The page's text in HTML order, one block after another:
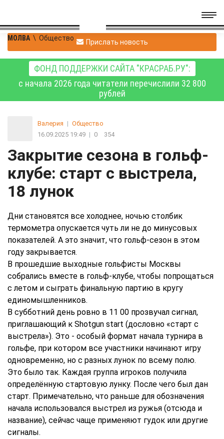
МОЛВА \ Общество Прислать новость
ФОНД ПОДДЕРЖКИ САЙТА "КРАСРАБ.РУ":
с начала 2026 года читатели перечислили 32 800
рублей
Валерия | Общество
16.09.2025 19:49 | 0 354
Закрытие сезона в гольф-
клубе: старт с выстрела,
18 лунок
Дни становятся все холоднее, ночью столбик
термометра опускается чуть ли не до минусовых
показателей. А это значит, что гольф-сезон в этом
году закрывается.
В прошедшие выходные гольфисты Москвы
собрались вместе в гольф-клубе, чтобы попрощаться
с летом и сыграть финальную партию в кругу
единомышленников.
В субботний день ровно в 11 00 прозвучал сигнал,
приглашающий к Shotgun start (дословно «старт с
выстрела»). Это - особый формат начала турнира в
гольфе, при котором все участники начинают игру
одновременно, но с разных лунок по всему полю.
Это было так. Каждая группа игроков получила
определённую стартовую лунку. После чего был дан
старт. Примечательно, что раньше для обозначения
начала использовался выстрел из ружья (отсюда и
название), сейчас чаще применяют гудок или другие
сигналы.